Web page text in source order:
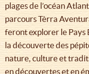
plages de l’océan
parcours Tèrra
feront explorer le Pays
la découverte des
nature, culture et
en découvertes et en